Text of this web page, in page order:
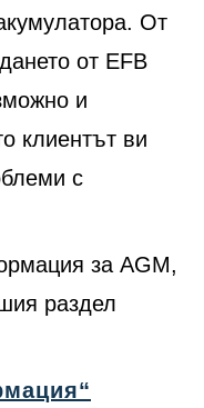
От
от EFB
и
клиентът ви
с
за AGM,
раздел